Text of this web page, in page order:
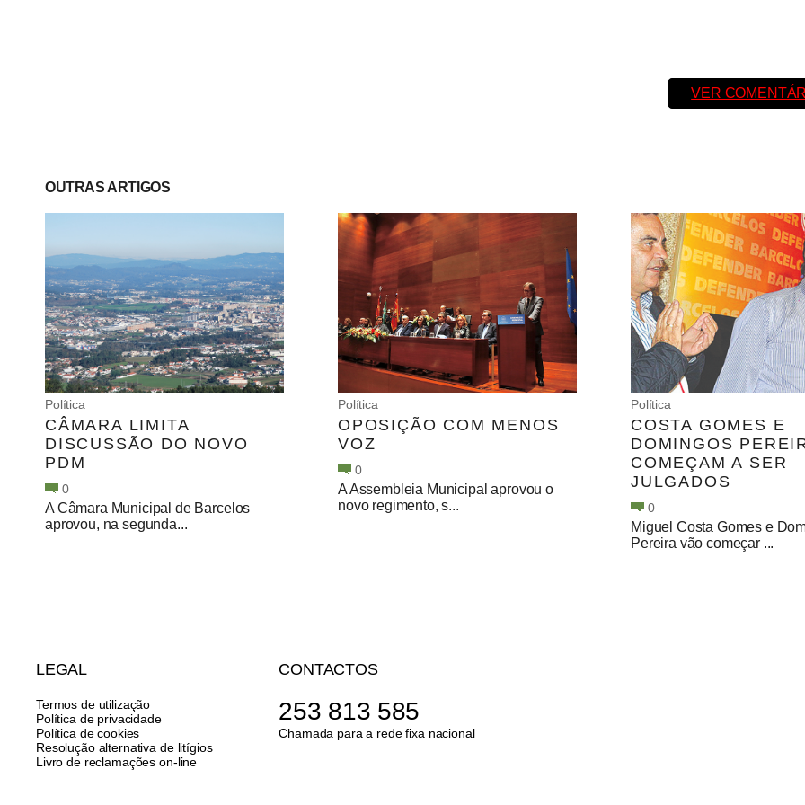
VER
OUTRAS ARTIGOS
Política
CÂMARA LIMITA
DISCUSSÃO DO NOVO
PDM
0
A Câmara Municipal de Barcelos
aprovou, na segunda...
Política
OPOSIÇÃO COM MENOS
VOZ
0
A Assembleia Municipal aprovou o
novo regimento, s...
Política
COSTA GOMES E
DOMINGOS
COMEÇAM A SER
JULGADOS
0
Miguel Costa Gomes e
Pereira vão começar ...
LEGAL
Termos de utilização
Política de privacidade
Política de cookies
Resolução alternativa de litígios
Livro de reclamações on-line
CONTACTOS
253 813 585
Chamada para a rede fixa nacional